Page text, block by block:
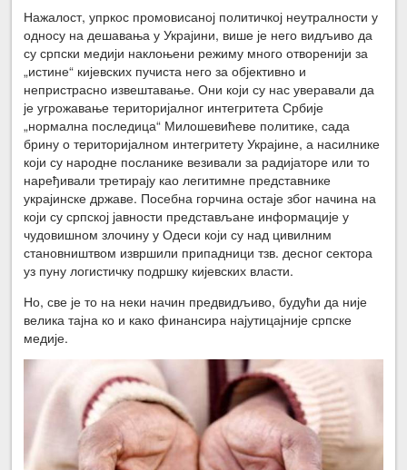
Нажалост, упркос промовисаној политичкој неутралности у
односу на дешавања у Украјини, више је него видљиво да
су српски медији наклоњени режиму много отворенији за
„истине“ кијевских пучиста него за објективно и
непристрасно извештавање. Они који су нас уверавали да
је угрожавање територијалног интегритета Србије
„нормална последица“ Милошевићеве политике, сада
брину о територијалном интегритету Украјине, а насилнике
који су народне посланике везивали за радијаторе или то
наређивали третирају као легитимне представнике
украјинске државе. Посебна горчина остаје због начина на
који су српској јавности представљане информације у
чудовишном злочину у Одеси који су над цивилним
становништвом извршили припадници тзв. десног сектора
уз пуну логистичку подршку кијевских власти.
Но, све је то на неки начин предвидљиво, будући да није
велика тајна ко и како финансира најутицајније српске
медије.